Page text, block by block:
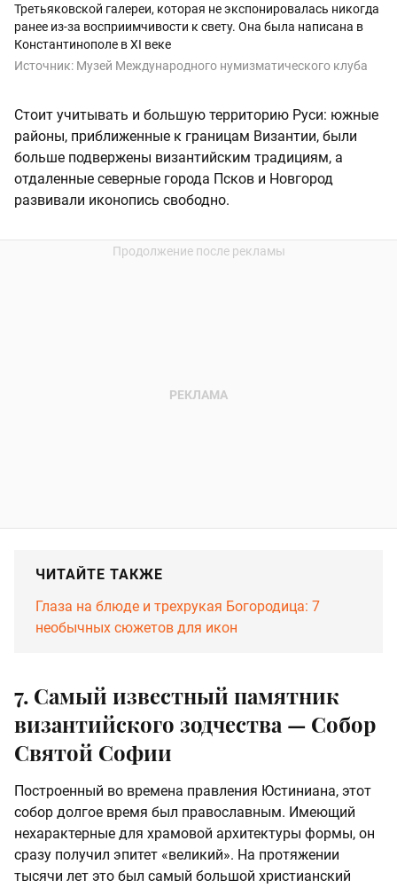
Третьяковской галереи, которая не экспонировалась никогда
ранее из-за восприимчивости к свету. Она была написана в
Константинополе в XI веке
Источник: Музей Международного нумизматического клуба
Стоит учитывать и большую территорию Руси: южные
районы, приближенные к границам Византии, были
больше подвержены византийским традициям, а
отдаленные северные города Псков и Новгород
развивали иконопись свободно.
ЧИТАЙТЕ ТАКЖЕ
Глаза на блюде и трехрукая Богородица: 7
необычных сюжетов для икон
7. Самый известный памятник
византийского зодчества — Собор
Святой Софии
Построенный во времена правления Юстиниана, этот
собор долгое время был православным. Имеющий
нехарактерные для храмовой архитектуры формы, он
сразу получил эпитет «великий». На протяжении
тысячи лет это был самый большой христианский